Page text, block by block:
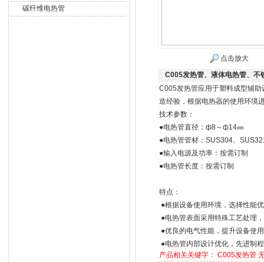
碳纤维电热管
点击放大
C005发热管、液体电热管、不
C005发热管应用于塑料成型辅
造经验，根据电热器的使用环境
技术参数：
●电热管直径：ф8～ф14㎜
●电热管管材：SUS304、
●输入电源及功率：按需订制
●电热管长度：按需订制
特点：
●根据设备使用环境，选择性能
●电热管表面采用特殊工艺处理
●优良的电气性能，提升设备使
●电热管内部设计优化，先进制
产品相关关键字： C005发热管